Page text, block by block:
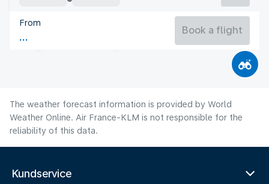
Thailand
Flight time
From
Book a flight
The weather forecast information is provided by World
Weather Online. Air France-KLM is not responsible for the
reliability of this data.
Kundservice